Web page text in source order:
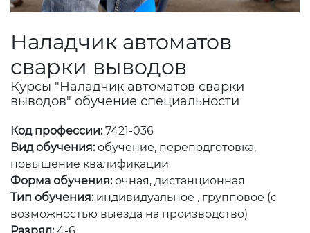
Наладчик автоматов
сварки выводов
Курсы "Наладчик автоматов сварки
выводов" обучение специальности
Код профессии:7421-036
Вид обучения: обучение, переподготовка,
повышение квалификации
Форма обучения: очная, дистанционная
Тип обучения: индивидуальное , групповое (с
возможностью выезда на производство)
Разряд: 4-6